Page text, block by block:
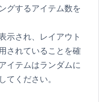
グするアイテム数を
示され、レイアウト
されていることを確
イテムはランダムに
てください。